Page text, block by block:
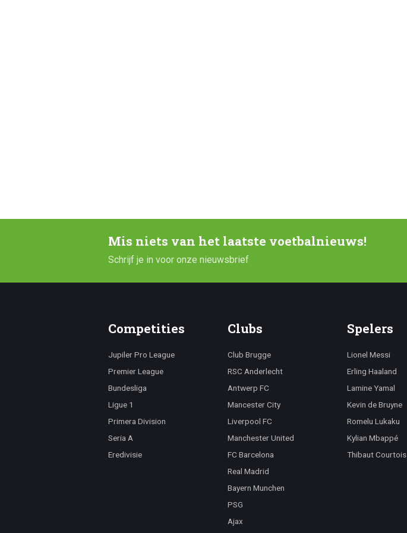
Mis niets van het laatste voetbalnieuws!
Schrijf je in voor onze nieuwsbrief
Competities
Jupiler Pro League
Premier League
Bundesliga
Ligue 1
Primera Division
Seria A
Eredivisie
Clubs
Club Brugge
RSC Anderlecht
Antwerp FC
Mancester City
Liverpool FC
Manchester United
FC Barcelona
Real Madrid
Bayern Munchen
PSG
Ajax
Spelers
Lionel Messi
Erling Haaland
Lamine Yamal
Kevin de Bruyne
Romelu Lukaku
Kylian Mbappé
Thibaut Courtois